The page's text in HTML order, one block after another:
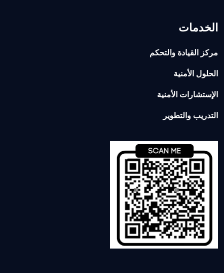
الخدمات
مركز القيادة والتحكم
الحلول الأمنية
الإستشارات الأمنية
التدريب والتطوير